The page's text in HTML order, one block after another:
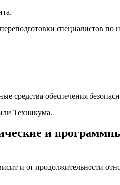
специалистов
средства обеспечения
Техникума.
и
и от продолжительности